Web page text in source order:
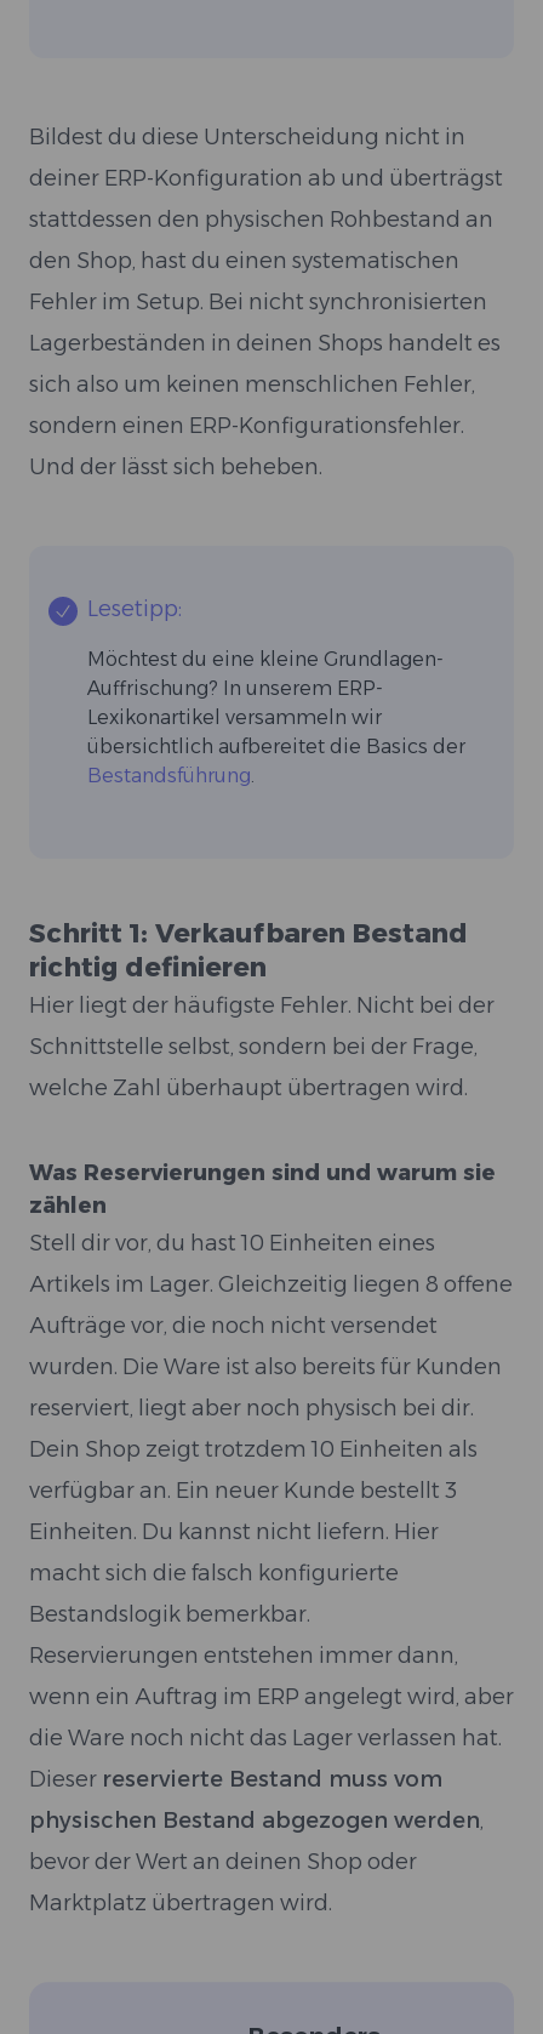
Bildest du diese Unterscheidung nicht in
deiner ERP-Konfiguration ab und überträgst
stattdessen den physischen Rohbestand an
den Shop, hast du einen systematischen
Fehler im Setup. Bei nicht synchronisierten
Lagerbeständen in deinen Shops handelt es
sich also um keinen menschlichen Fehler,
sondern einen ERP-Konfigurationsfehler.
Und der lässt sich beheben.
Lesetipp:
Möchtest du eine kleine Grundlagen-
Auffrischung? In unserem ERP-
Lexikonartikel versammeln wir
übersichtlich aufbereitet die Basics der
Bestandsführung.
Schritt 1: Verkaufbaren Bestand
richtig definieren
Hier liegt der häufigste Fehler. Nicht bei der
Schnittstelle selbst, sondern bei der Frage,
welche Zahl überhaupt übertragen wird.
Was Reservierungen sind und warum sie
zählen
Stell dir vor, du hast 10 Einheiten eines
Artikels im Lager. Gleichzeitig liegen 8 offene
Aufträge vor, die noch nicht versendet
wurden. Die Ware ist also bereits für Kunden
reserviert, liegt aber noch physisch bei dir.
Dein Shop zeigt trotzdem 10 Einheiten als
verfügbar an. Ein neuer Kunde bestellt 3
Einheiten. Du kannst nicht liefern. Hier
macht sich die falsch konfigurierte
Bestandslogik bemerkbar.
Reservierungen entstehen immer dann,
wenn ein Auftrag im ERP angelegt wird, aber
die Ware noch nicht das Lager verlassen hat.
Dieser reservierte Bestand muss vom
physischen Bestand abgezogen werden,
bevor der Wert an deinen Shop oder
Marktplatz übertragen wird.